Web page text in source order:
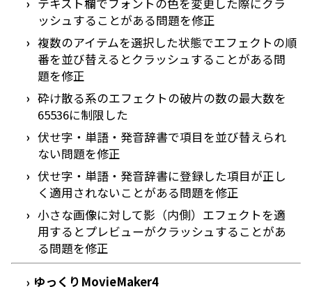
テキスト欄でフォントの色を変更した際にクラ
ッシュすることがある問題を修正
複数のアイテムを選択した状態でエフェクトの順
番を並び替えるとクラッシュすることがある問
題を修正
砕け散る系のエフェクトの破片の数の最大数を
65536に制限した
伏せ字・単語・発音辞書で項目を並び替えられ
ない問題を修正
伏せ字・単語・発音辞書に登録した項目が正し
く適用されないことがある問題を修正
小さな画像に対して影（内側）エフェクトを適
用するとプレビューがクラッシュすることがあ
る問題を修正
› ゆっくりMovieMaker4